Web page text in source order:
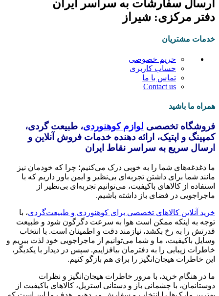
ارسال سفارشات به سراسر ایران
دفتر مرکزی: شیراز
خدمات مشتریان
حریم خصوصی
حساب کاربری
تماس با ما
Contact us
همراه ما باشید
فروشگاه تخصصی لوازم کوهنوردی، طبیعت گردی،
کمپینگ و اپتیک، ارائه دهنده خدمات فروش آنلاین و
ارسال سریع به سراسر نقاط ایران
ما دغدغه‌های شما را به خوبی درک می‌کنیم؛ چرا که خودمان نیز
مانند شما برای داشتن تجربه‌ای بی‌نظیر و ایمن باور داریم که با
استفاده از کالاهای باکیفیت، می‌توانیم تجربه‌ای بی‌نظیر از
ماجراجویی در فضای باز داشته باشیم.
خرید آنلاین کالاهای تخصصی برای کوهنوردی و طبیعت‌گردی، با
توجه به اینکه ممکن است هوا به سرعت دگرگون شود و طبیعت
قدرتش را به رخ بکشد، نیازمند دقت و اطمینان است. با انتخاب
وسایل باکیفیت، ما و شما می‌توانیم از ماجراجویی خود لذت ببریم و
خاطرات زیبایی را به دفترمان بیافزاییم. سپس در دیدار با یکدیگر،
این خاطرات هیجان‌انگیز را برای هم بازگو کنیم.
ما در هنگام خرید، با مرور خاطرات هیجان‌انگیز و نظرات
دوستانمان، با چشمانی باز و دستانی استریل، کالاهای باکیفیت از